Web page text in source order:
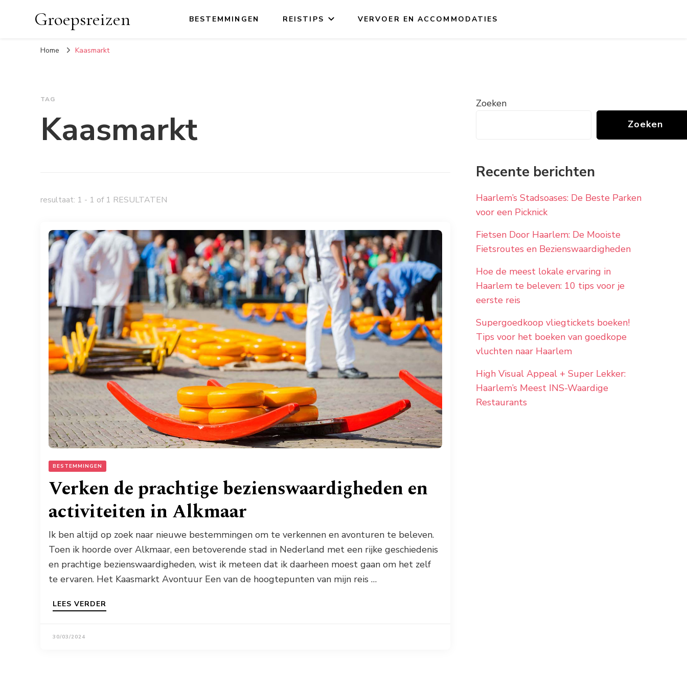
Groepsreizen BESTEMMINGEN REISTIPS VERVOER EN ACCOMMODATIES
Home Kaasmarkt
TAG
Kaasmarkt
resultaat: 1 - 1 of 1 RESULTATEN
BESTEMMINGEN
Verken de prachtige bezienswaardigheden en
activiteiten in Alkmaar
Ik ben altijd op zoek naar nieuwe bestemmingen om te verkennen en avonturen te beleven.
Toen ik hoorde over Alkmaar, een betoverende stad in Nederland met een rijke geschiedenis
en prachtige bezienswaardigheden, wist ik meteen dat ik daarheen moest gaan om het zelf
te ervaren. Het Kaasmarkt Avontuur Een van de hoogtepunten van mijn reis …
LEES VERDER
30/03/2024
Zoeken
Zoeken
Recente berichten
Haarlem’s Stadsoases: De Beste Parken
voor een Picknick
Fietsen Door Haarlem: De Mooiste
Fietsroutes en Bezienswaardigheden
Hoe de meest lokale ervaring in
Haarlem te beleven: 10 tips voor je
eerste reis
Supergoedkoop vliegtickets boeken!
Tips voor het boeken van goedkope
vluchten naar Haarlem
High Visual Appeal + Super Lekker:
Haarlem’s Meest INS-Waardige
Restaurants